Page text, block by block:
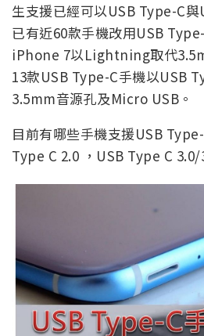
生支援已經可以USB Type-C
已有近60款手機改用USB
iPhone 7以Lightning取代
13款USB Type-C手機以USB
3.5mm音源孔及Micro USB。
目前有哪些手機支援USB
Type C 2.0 ，USB Type C